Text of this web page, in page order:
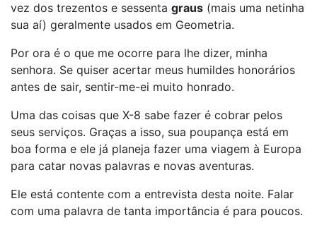
vez dos trezentos e sessenta graus (mais uma netinha
sua aí) geralmente usados em Geometria.
Por ora é o que me ocorre para lhe dizer, minha
senhora. Se quiser acertar meus humildes honorários
antes de sair, sentir-me-ei muito honrado.
Uma das coisas que X-8 sabe fazer é cobrar pelos
seus serviços. Graças a isso, sua poupança está em
boa forma e ele já planeja fazer uma viagem à Europa
para catar novas palavras e novas aventuras.
Ele está contente com a entrevista desta noite. Falar
com uma palavra de tanta importância é para poucos.